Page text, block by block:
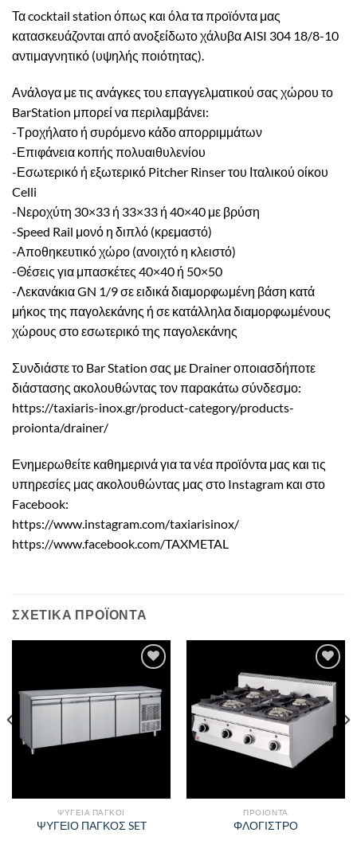
Τα cocktail station όπως και όλα τα προϊόντα μας
κατασκευάζονται από ανοξείδωτο χάλυβα AISI 304 18/8-10
αντιμαγνητικό (υψηλής ποιότητας).
Ανάλογα με τις ανάγκες του επαγγελματικού σας χώρου το
BarStation μπορεί να περιλαμβάνει:
-Τροχήλατο ή συρόμενο κάδο απορριμμάτων
-Επιφάνεια κοπής πολυαιθυλενίου
-Εσωτερικό ή εξωτερικό Pitcher Rinser του Ιταλικού οίκου
Celli
-Νεροχύτη 30×33 ή 33×33 ή 40×40 με βρύση
-Speed Rail μονό η διπλό (κρεμαστό)
-Αποθηκευτικό χώρο (ανοιχτό η κλειστό)
-Θέσεις για μπασκέτες 40×40 ή 50×50
-Λεκανάκια GN 1/9 σε ειδικά διαμορφωμένη βάση κατά
μήκος της παγολεκάνης ή σε κατάλληλα διαμορφωμένους
χώρους στο εσωτερικό της παγολεκάνης
Συνδιάστε το Bar Station σας με Drainer οποιασδήποτε
διάστασης ακολουθώντας τον παρακάτω σύνδεσμο:
https://taxiaris-inox.gr/product-category/products-
proionta/drainer/
Ενημερωθείτε καθημερινά για τα νέα προϊόντα μας και τις
υπηρεσίες μας ακολουθώντας μας στο Instagram και στο
Facebook:
https://www.instagram.com/taxiarisinox/
https://www.facebook.com/TAXMETAL
ΣΧΕΤΙΚΑ ΠΡΟΪΟΝΤΑ
Πρόσθήκη
στην λίστα
επιθυμιών
ΨΥΓΕΙΑ ΠΑΓΚΟΙ
ΨΥΓΕΙΟ ΠΑΓΚΟΣ SET
Πρόσθήκη
στην λίστα
επιθυμιών
ΠΡΟΙΟΝΤΑ
ΦΛΟΓΙΣΤΡΟ